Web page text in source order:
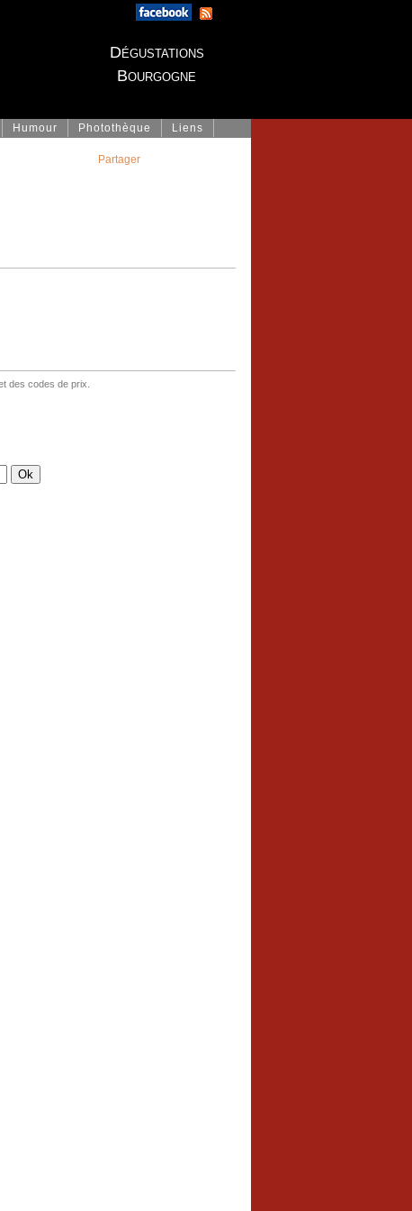
Dégustations
Bourgogne
Humour Photothèque Liens
des codes de prix.
Partager